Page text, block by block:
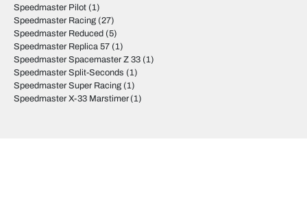
Speedmaster Pilot (1)
Speedmaster Racing (27)
Speedmaster Reduced (5)
Speedmaster Replica 57 (1)
Speedmaster Spacemaster Z 33 (1)
Speedmaster Split-Seconds (1)
Speedmaster Super Racing (1)
Speedmaster X-33 Marstimer(1)